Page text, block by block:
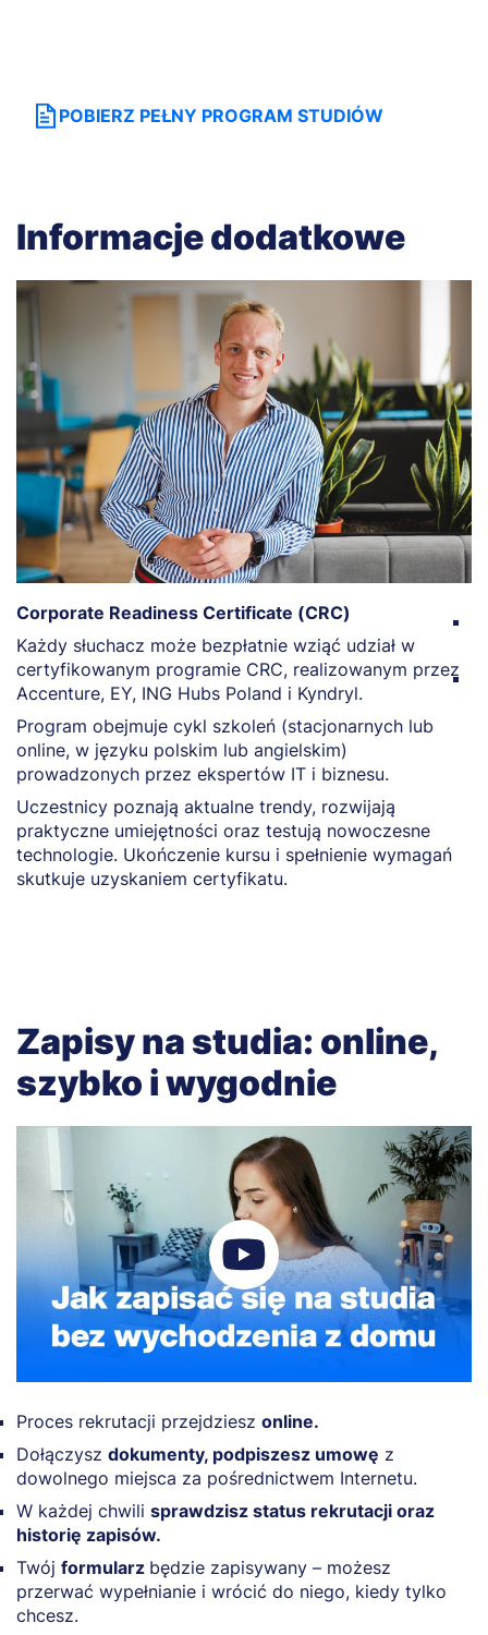
POBIERZ PEŁNY PROGRAM STUDIÓW
Informacje dodatkowe
Corporate Readiness Certificate (CRC)
Każdy słuchacz może bezpłatnie wziąć udział w
certyfikowanym programie CRC, realizowanym przez
Accenture, EY, ING Hubs Poland i Kyndryl.
Program obejmuje cykl szkoleń (stacjonarnych lub
online, w języku polskim lub angielskim)
prowadzonych przez ekspertów IT i biznesu.
Uczestnicy poznają aktualne trendy, rozwijają
praktyczne umiejętności oraz testują nowoczesne
technologie. Ukończenie kursu i spełnienie wymagań
skutkuje uzyskaniem certyfikatu.
Zapisy na studia: online,
szybko i wygodnie
Proces rekrutacji przejdziesz online.
Dołączysz dokumenty, podpiszesz umowę z
dowolnego miejsca za pośrednictwem Internetu.
W każdej chwili sprawdzisz status rekrutacji oraz
historię zapisów.
Twój formularz będzie zapisywany – możesz
przerwać wypełnianie i wrócić do niego, kiedy tylko
chcesz.